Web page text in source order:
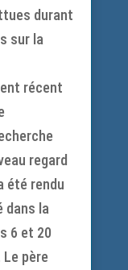
durant
sur la
récent
regard
été rendu
dans la
6 et 20
père